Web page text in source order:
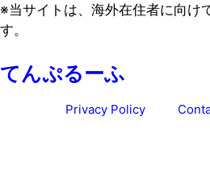
コ
ン
ン
※当サイトは、海外在住者に向け
す。
てんぷるーふ
Privacy Policy